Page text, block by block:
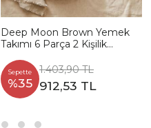
Deep Moon Brown Yemek
Takımı 6 Parça 2 Kişilik
Sepette
%35
1.403,90 TL
912,53 TL